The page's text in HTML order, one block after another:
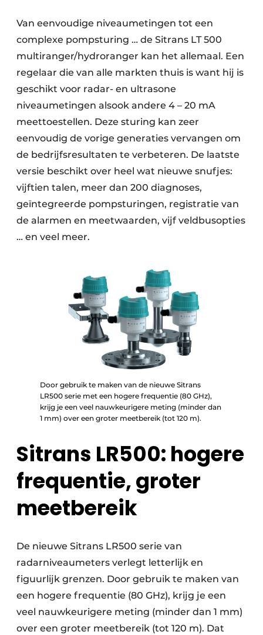
Van eenvoudige niveaumetingen tot een
complexe pompsturing … de Sitrans LT 500
multiranger/hydroranger kan het allemaal. Een
regelaar die van alle markten thuis is want hij is
geschikt voor radar- en ultrasone
niveaumetingen alsook andere 4 – 20 mA
meettoestellen. Deze sturing kan zeer
eenvoudig de vorige generaties vervangen om
de bedrijfsresultaten te verbeteren. De laatste
versie beschikt over heel wat nieuwe snufjes:
vijftien talen, meer dan 200 diagnoses,
geïntegreerde pompsturingen, registratie van
de alarmen en meetwaarden, vijf veldbusopties
… en veel meer.
Door gebruik te maken van de nieuwe Sitrans
LR500 serie met een hogere frequentie (80 GHz),
krijg je een veel nauwkeurigere meting (minder dan
1 mm) over een groter meetbereik (tot 120 m).
Sitrans LR500: hogere
frequentie, groter
meetbereik
De nieuwe Sitrans LR500 serie van
radarniveaumeters verlegt letterlijk en
figuurlijk grenzen. Door gebruik te maken van
een hogere frequentie (80 GHz), krijg je een
veel nauwkeurigere meting (minder dan 1 mm)
over een groter meetbereik (tot 120 m). Dat